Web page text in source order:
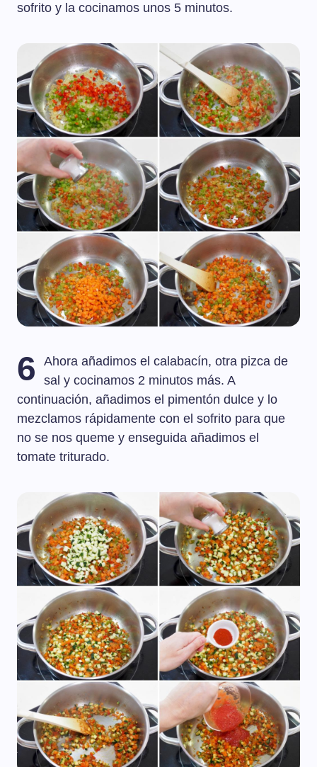
sofrito y la cocinamos unos 5 minutos.
6
Ahora añadimos el calabacín, otra pizca de
sal y cocinamos 2 minutos más. A
continuación, añadimos el pimentón dulce y lo
mezclamos rápidamente con el sofrito para que
no se nos queme y enseguida añadimos el
tomate triturado.